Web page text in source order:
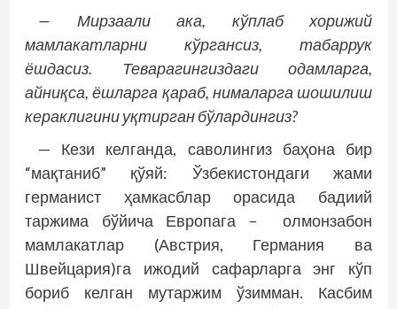
— Мирзаали ака, кўплаб хорижий
мамлакатларни кўргансиз, табаррук
ёшдасиз. Теварагингиздаги одамларга,
айниқса, ёшларга қараб, нималарга шошилиш
кераклигини уқтирган бўлардингиз?
— Кези келганда, саволингиз баҳона бир
“мақтаниб” қўяй: Ўзбекистондаги жами
германист ҳамкасблар орасида бадиий
таржима бўйича Европага – олмонзабон
мамлакатлар (Австрия, Германия ва
Швейцария)га ижодий сафарларга энг кўп
бориб келган мутаржим ўзимман. Касбим